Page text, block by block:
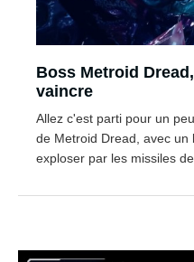
Boss Metroid
vaincre
Allez c'est parti pour un
de Metroid Dread, avec
exploser par les missiles